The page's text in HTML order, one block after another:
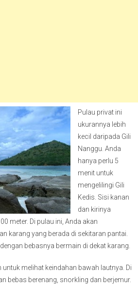
Pulau privat ini
ukurannya lebih
kecil daripada Gili
Nanggu. Anda
hanya perlu 5
menit untuk
mengelilingi Gili
Kedis. Sisi kanan
dan kirinya
meter. Di pulau ini, Anda akan
karang yang berada di sekitaran pantai.
bebasnya bermain di dekat karang.
melihat keindahan bawah lautnya. Di
bebas berenang, snorkling dan berjemur.